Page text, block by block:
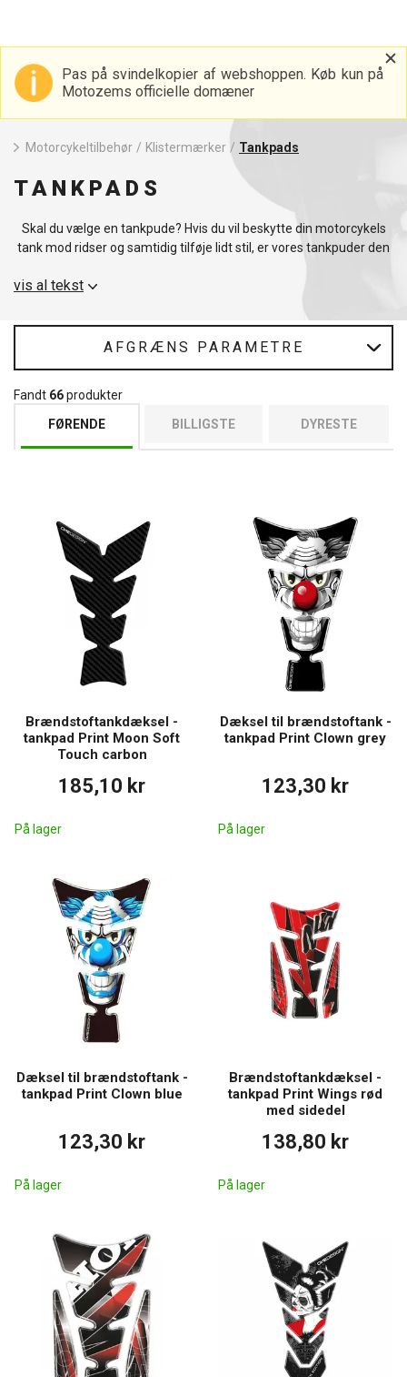
Pas på svindelkopier af webshoppen. Køb kun på
Motozems officielle domæner
Motorcykeltilbehør / Klistermærker / Tankpads
TANKPADS
Skal du vælge en tankpude? Hvis du vil beskytte din motorcykels
tank mod ridser og samtidig tilføje lidt stil, er vores tankpuder den
tilbehør, men også et karakteristisk træk, der forbedrer din
Vores tankpuder er designet til at passe perfekt til din motorcykels
og farver kan du vælge den
vis al tekst
AFGRÆNS PARAMETRE
Fandt 66produkter
FØRENDE
BILLIGSTE DYRESTE
Brændstoftankdæksel -
tankpad Print Moon Soft
Touch carbon
185,10 kr
På lager
Dæksel til brændstoftank -
tankpad Print Clown grey
123,30 kr
På lager
Dæksel til brændstoftank -
tankpad Print Clown blue
123,30 kr
På lager
Brændstoftankdæksel -
tankpad Print Wings rød
med sidedel
138,80 kr
På lager